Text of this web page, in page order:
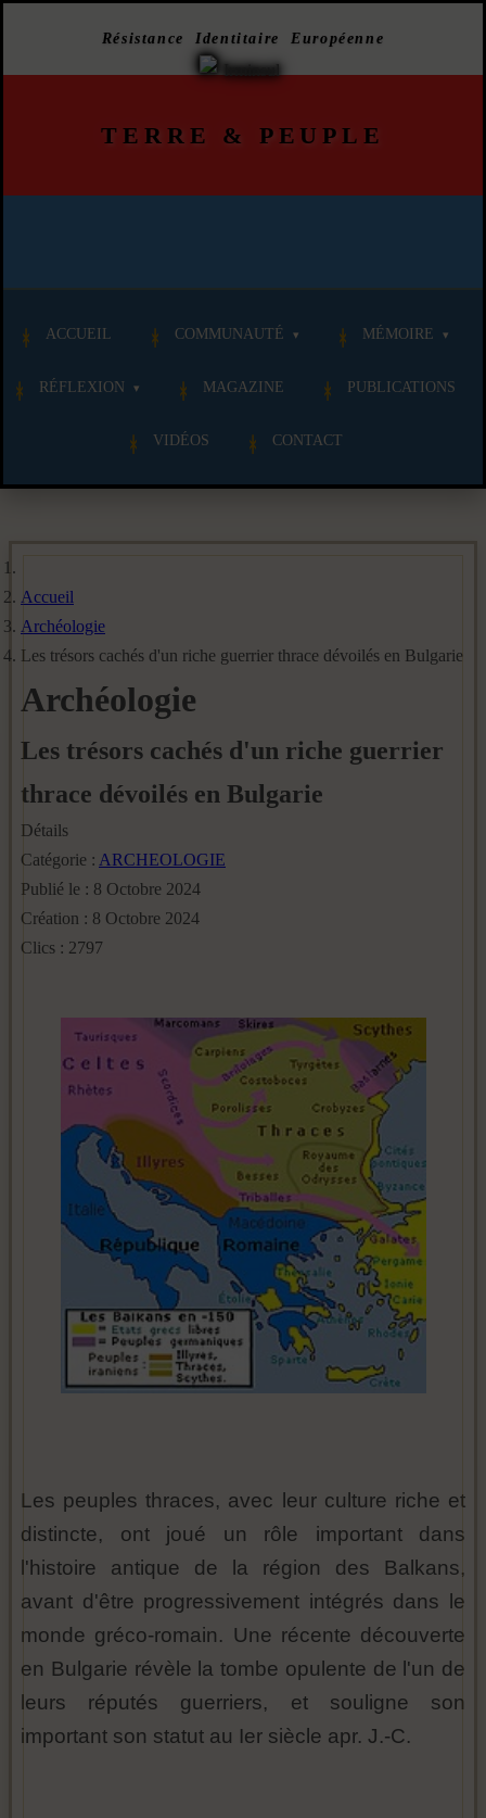
Résistance Identitaire Européenne
TERRE & PEUPLE
ACCUEIL COMMUNAUTÉ MÉMOIRE
RÉFLEXION MAGAZINE PUBLICATIONS
VIDÉOS CONTACT
Accueil
Archéologie
Les trésors cachés d'un riche guerrier thrace dévoilés en Bulgarie
Archéologie
Les trésors cachés d'un riche guerrier
thrace dévoilés en Bulgarie
Détails
Catégorie : ARCHEOLOGIE
Publié le : 8 Octobre 2024
Création : 8 Octobre 2024
Clics : 2797
Les peuples thraces, avec leur culture riche et
distincte, ont joué un rôle important dans
l'histoire antique de la région des Balkans,
avant d'être progressivement intégrés dans le
monde gréco-romain. Une récente découverte
en Bulgarie révèle la tombe opulente de l'un de
leurs réputés guerriers, et souligne son
important son statut au Ier siècle apr. J.-C.